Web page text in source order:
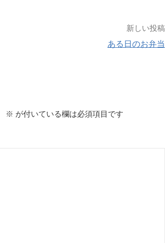
新しい投稿
ある日のお弁当
※ が付いている欄は必須項目です